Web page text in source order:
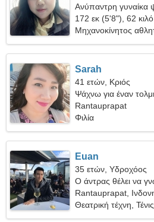
Ανύπαντρη γυναίκα
172 εκ (5'8"), 62
Μηχανοκίνητος
Sarah
41 ετών, Κριός
Ψάχνω για έναν
Rantauprapat
Φιλία
Euan
35 ετών, Υδροχόος
Ο άντρας θέλει να
Rantauprapat,
Θεατρική τέχνη, Τένις